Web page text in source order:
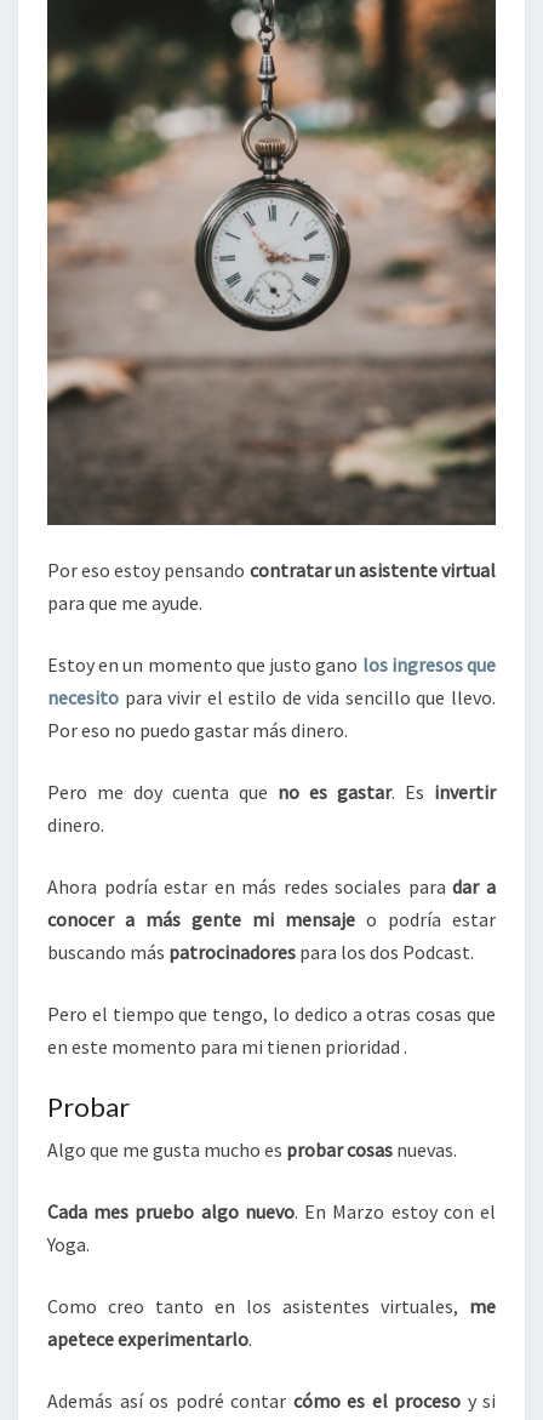
Por eso estoy pensando contratar un asistente virtual
para que me ayude.
Estoy en un momento que justo gano los ingresos que
necesito para vivir el estilo de vida sencillo que llevo.
Por eso no puedo gastar más dinero.
Pero me doy cuenta que no es gastar. Es invertir
dinero.
Ahora podría estar en más redes sociales paradar a
conocer a más gente mi mensaje o podría estar
buscando más patrocinadores para los dos Podcast.
Pero el tiempo que tengo, lo dedico a otras cosas que
en este momento para mi tienen prioridad .
Probar
Algo que me gusta mucho es probar cosas nuevas.
Cada mes pruebo algo nuevo. En Marzo estoy con el
Yoga.
Como creo tanto en los asistentes virtuales, me
apetece experimentarlo.
Además así os podré contar cómo es el proceso y si